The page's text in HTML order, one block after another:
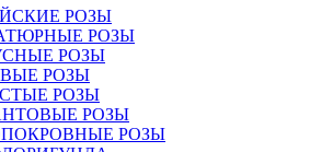
РОЗЫ
РОЗЫ
РОЗЫ
РОЗЫ
РОЗЫ
РОЗЫ
РОЗЫ